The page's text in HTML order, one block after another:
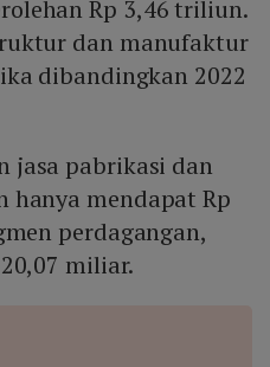
Rp 3,46 triliun.
dan manufaktur
dibandingkan 2022
jasa pabrikasi dan
hanya mendapat Rp
perdagangan,
miliar.